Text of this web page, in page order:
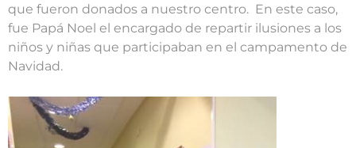
que fueron donados a nuestro centro. En este caso,
fue Papá Noel el encargado de repartir ilusiones a los
niños y niñas que participaban en el campamento de
Navidad.